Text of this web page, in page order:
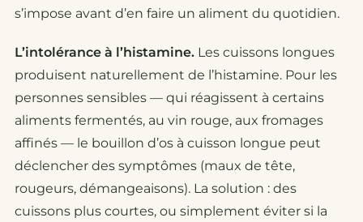
s’impose avant d’en faire un aliment du quotidien.
L’intolérance à l’histamine. Les cuissons longues
produisent naturellement de l’histamine. Pour les
personnes sensibles — qui réagissent à certains
aliments fermentés, au vin rouge, aux fromages
affinés — le bouillon d’os à cuisson longue peut
déclencher des symptômes (maux de tête,
rougeurs, démangeaisons). La solution : des
cuissons plus courtes, ou simplement éviter si la